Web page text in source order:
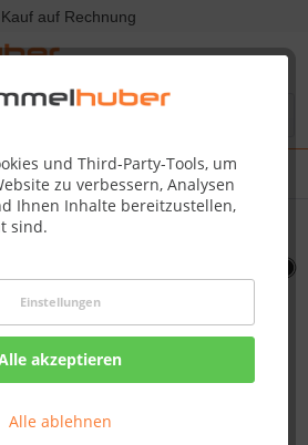
Kauf auf Rechnung
und Third-Party-Tools, um
zu verbessern, Analysen
Ihnen Inhalte bereitzustellen,
sind.
Einstellungen
akzeptieren
Alle ablehnen
Ersatzteile
SHAFT #N130-0015